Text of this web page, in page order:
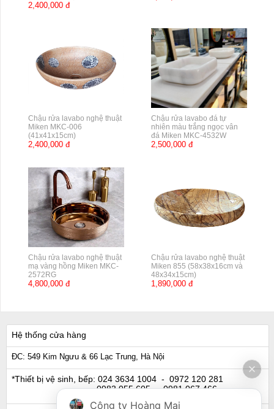
2,400,000 đ
Chậu rửa lavabo nghệ thuật
Miken MKC-006
(41x41x15cm)
2,400,000 đ
Chậu rửa lavabo đá tự
nhiên màu trắng ngọc vân
đá Miken MKC-4532W
2,500,000 đ
Chậu rửa lavabo nghệ thuật
mạ vàng hồng Miken MKC-
2572RG
4,800,000 đ
Chậu rửa lavabo nghệ thuật
Miken 855 (58x38x16cm và
48x34x15cm)
1,890,000 đ
Hệ thống cửa hàng
ĐC: 549 Kim Ngưu & 66 Lạc Trung, Hà Nội
*Thiết bị vệ sinh, bếp: 024 3634 1004 - 0972 120 281
0983 055 605- 0981 067 466
Công ty Hoàng Mai